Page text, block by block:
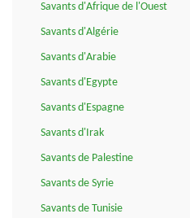
Savants d'Afrique de l'Ouest
Savants d'Algérie
Savants d'Arabie
Savants d'Egypte
Savants d'Espagne
Savants d'Irak
Savants de Palestine
Savants de Syrie
Savants de Tunisie